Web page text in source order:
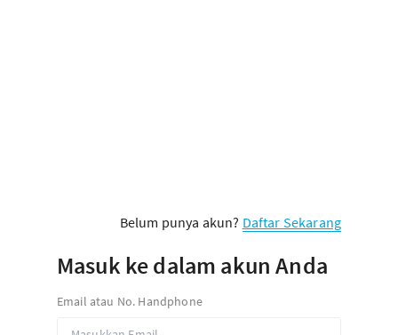
Belum punya akun? Daftar Sekarang
Masuk ke dalam akun Anda
Email atau No. Handphone